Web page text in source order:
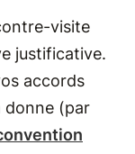
visite
justificative.
accords
donne (par